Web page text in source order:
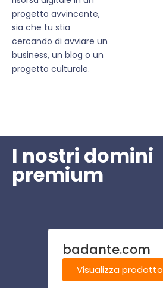
progetto avvincente,
sia che tu stia
cercando di avviare un
business, un blog o un
progetto culturale.
I nostri domini
premium
badante.com
Visualizza prodotto